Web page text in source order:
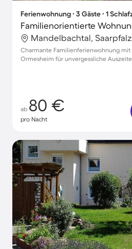
Ferienwohnung ∙ 3 Gäste ∙ 1
Mandelbachtal,
Charmante Familienferienwohnung mit
Ormesheim für unvergessliche
ab 80 €
pro Nacht